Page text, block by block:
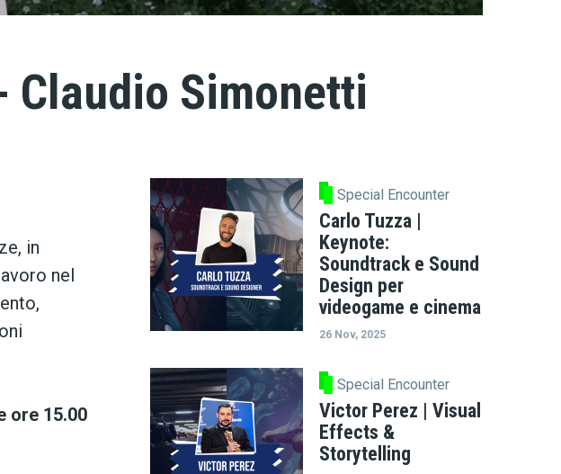
Claudio Simonetti
in
nel
ore 15.00
Special Encounter
Carlo Tuzza |
Keynote:
Soundtrack e Sound
Design per
videogame e cinema
26 Nov, 2025
Special Encounter
Victor Perez | Visual
Effects &
Storytelling